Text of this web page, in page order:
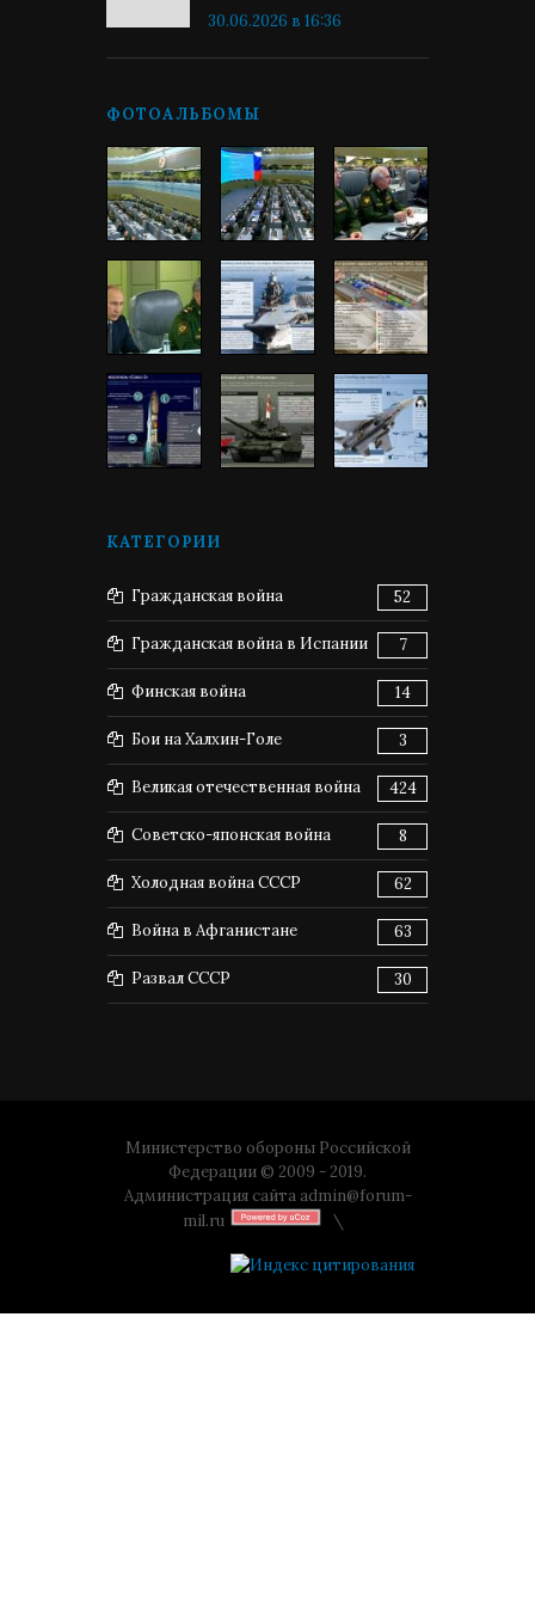
30.06.2026 в 16:36
ФОТОАЛЬБОМЫ
КАТЕГОРИИ
Гражданская война 52
Гражданская война в Испании 7
Финская война 14
Бои на Халхин-Голе 3
Великая отечественная война 424
Советско-японская война 8
Холодная война СССР 62
Война в Афганистане 63
Развал СССР 30
Министерство обороны Российской
Федерации © 2009 - 2019.
Администрация сайта admin@forum-
mil.ru